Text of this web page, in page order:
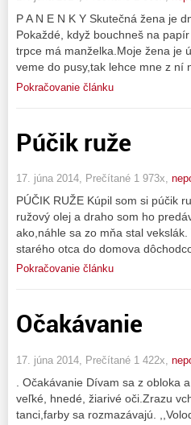
P A N E N K Y Skutečná žena je
Pokaždé, když bouchneš na
trpce má manželka.Moje žena je
veme do pusy,tak lehce mne z
Pokračovanie článku
Púčik ruže
17. júna 2014, Prečítané 1 973x,
PÚČIK RUŽE Kúpil som si púčik
ružový olej a draho som ho
ako,náhle sa zo mňa stal
starého otca do domova
Pokračovanie článku
Očakávanie
17. júna 2014, Prečítané 1 422x,
. Očakávanie Dívam sa z obloka
veľké, hnedé, žiarivé oči.Zrazu
tanci,farby sa rozmazávajú.